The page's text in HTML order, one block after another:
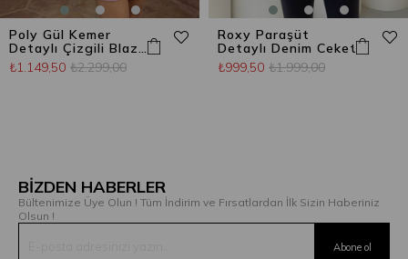
Poly Gül Kemer
Detaylı Çizgili Blazer
Ceket Şeker Pembe
₺1.149,50 ₺2.299,00
Roxy Paraşüt
Detaylı Denim Ceket
₺999,50 ₺1.999,00
BİZDEN HABERLER
Bültenimize Üye Olun ! Tüm İndirim ve Fırsatlardan İlk Sizin Haberiniz
Olsun !